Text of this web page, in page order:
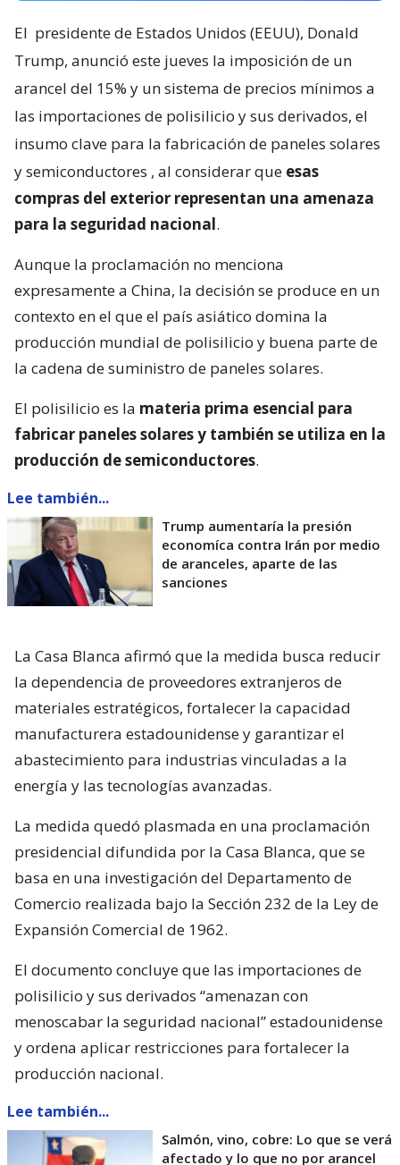
El presidente de Estados Unidos (EEUU), Donald
Trump, anunció este jueves la imposición de un
arancel del 15% y un sistema de precios mínimos a
las importaciones de polisilicio y sus derivados, el
insumo clave para la fabricación de paneles solares
y semiconductores , al considerar que esas
compras del exterior representan una amenaza
para la seguridad nacional.
Aunque la proclamación no menciona
expresamente a China, la decisión se produce en un
contexto en el que el país asiático domina la
producción mundial de polisilicio y buena parte de
la cadena de suministro de paneles solares.
El polisilicio es la materia prima esencial para
fabricar paneles solares y también se utiliza en la
producción de semiconductores.
Lee también...
Trump aumentaría la presión
economíca contra Irán por medio
de aranceles, aparte de las
sanciones
La Casa Blanca afirmó que la medida busca reducir
la dependencia de proveedores extranjeros de
materiales estratégicos, fortalecer la capacidad
manufacturera estadounidense y garantizar el
abastecimiento para industrias vinculadas a la
energía y las tecnologías avanzadas.
La medida quedó plasmada en una proclamación
presidencial difundida por la Casa Blanca, que se
basa en una investigación del Departamento de
Comercio realizada bajo la Sección 232 de la Ley de
Expansión Comercial de 1962.
El documento concluye que las importaciones de
polisilicio y sus derivados “amenazan con
menoscabar la seguridad nacional” estadounidense
y ordena aplicar restricciones para fortalecer la
producción nacional.
Lee también...
Salmón, vino, cobre: Lo que se verá
afectado y lo que no por arancel